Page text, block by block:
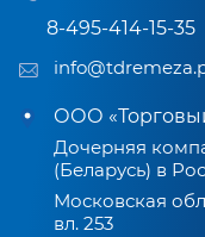
8-495-414-15-35
ООО
Дочерняя
(Беларусь) в
Московская
вл. 253